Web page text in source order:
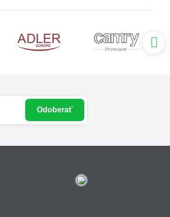
Odoberať